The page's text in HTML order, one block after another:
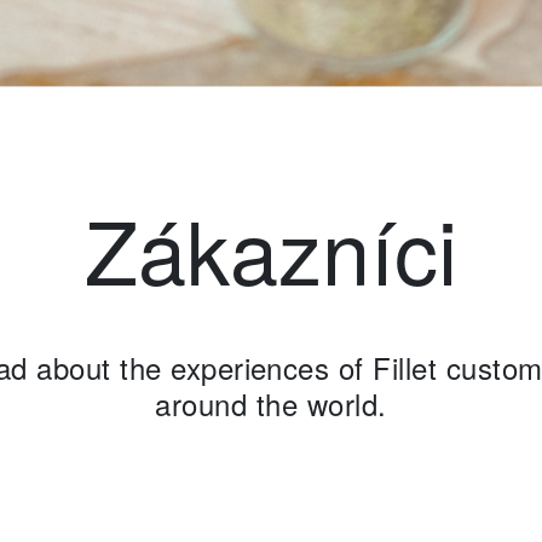
Zákazníci
about the experiences of Fillet
around the world.